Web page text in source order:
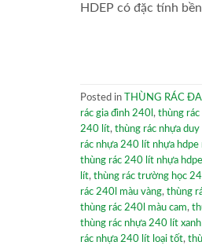
HDEP có đặc tính
Posted in THÙNG RÁC
rác gia đình 240l , thùng rác
240 lít, thùng rác nhựa duy
rác nhựa 240 lít nhựa hdpe
thùng rác 240 lít nhựa hdpe
lít, thùng rác trường học
rác 240l màu vàng, thùng
thùng rác 240l màu cam,
thùng rác nhựa 240 lít xanh
rác nhựa 240 lít loại tốt,